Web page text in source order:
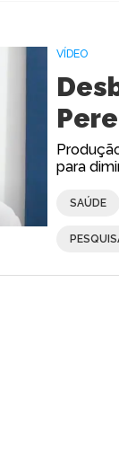
VÍDEO
para
SAÚDE